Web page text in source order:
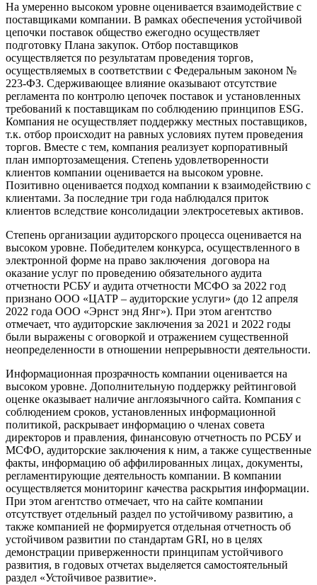
На умеренно высоком уровне оценивается взаимодействие с
поставщиками компании. В рамках обеспечения устойчивой
цепочки поставок общество ежегодно осуществляет
подготовку Плана закупок. Отбор поставщиков
осуществляется по результатам проведения торгов,
осуществляемых в соответствии с Федеральным законом №
223-ФЗ. Сдерживающее влияние оказывают отсутствие
регламента по контролю цепочек поставок и установленных
требований к поставщикам по соблюдению принципов ESG.
Компания не осуществляет поддержку местных поставщиков,
т.к. отбор происходит на равных условиях путем проведения
торгов. Вместе с тем, компания реализует корпоративный
план импортозамещения. Степень удовлетворенности
клиентов компании оценивается на высоком уровне.
Позитивно оценивается подход компании к взаимодействию с
клиентами. За последние три года наблюдался приток
клиентов вследствие консолидации электросетевых активов.
Степень организации аудиторского процесса оценивается на
высоком уровне. Победителем конкурса, осуществленного в
электронной форме на право заключения договора на
оказание услуг по проведению обязательного аудита
отчетности РСБУ и аудита отчетности МСФО за 2022 год
признано ООО «ЦАТР – аудиторские услуги» (до 12 апреля
2022 года ООО «Эрнст энд Янг»). При этом агентство
отмечает, что аудиторские заключения за 2021 и 2022 годы
были выражены с оговоркой и отражением существенной
неопределенности в отношении непрерывности деятельности.
Информационная прозрачность компании оценивается на
высоком уровне. Дополнительную поддержку рейтинговой
оценке оказывает наличие англоязычного сайта. Компания с
соблюдением сроков, установленных информационной
политикой, раскрывает информацию о членах совета
директоров и правления, финансовую отчетность по РСБУ и
МСФО, аудиторские заключения к ним, а также существенные
факты, информацию об аффилированных лицах, документы,
регламентирующие деятельность компании. В компании
осуществляется мониторинг качества раскрытия информации.
При этом агентство отмечает, что на сайте компании
отсутствует отдельный раздел по устойчивому развитию, а
также компанией не формируется отдельная отчетность об
устойчивом развитии по стандартам GRI, но в целях
демонстрации приверженности принципам устойчивого
развития, в годовых отчетах выделяется самостоятельный
раздел «Устойчивое развитие».